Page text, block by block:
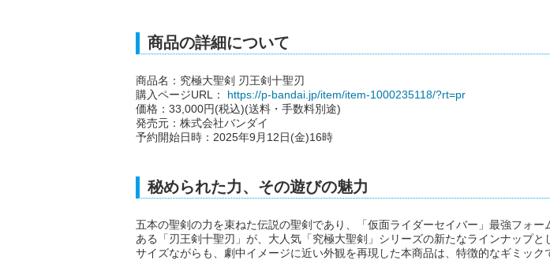
商品の詳細について
商品名：究極大聖剣 刃王剣十聖刃
購入ページURL： https://p-bandai.jp/item/item-1000235118/?rt=pr
価格：33,000円(税込)(送料・手数料別途)
発売元：株式会社バンダイ
予約開始日時：2025年9月12日(金)16時
秘められた力、その遊びの魅力
五本の聖剣の力を束ねた伝説の聖剣であり、「仮面ライダーセイバー」最強フォー
ある「刃王剣十聖刃」が、大人気「究極大聖剣」シリーズの新たなラインナップと
サイズながらも、劇中イメージに近い外観を再現した本商品は、特徴的なギミック